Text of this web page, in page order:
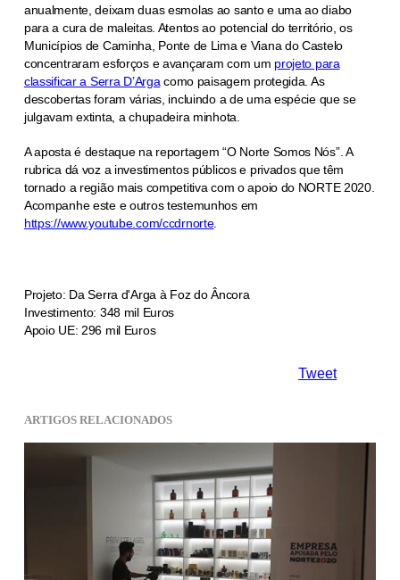
anualmente, deixam duas esmolas ao santo e uma ao diabo
para a cura de maleitas. Atentos ao potencial do território, os
Municípios de Caminha, Ponte de Lima e Viana do Castelo
concentraram esforços e avançaram com um projeto para
classificar a Serra D’Arga como paisagem protegida. As
descobertas foram várias, incluindo a de uma espécie que se
julgavam extinta, a chupadeira minhota.
A aposta é destaque na reportagem “O Norte Somos Nós”. A
rubrica dá voz a investimentos públicos e privados que têm
tornado a região mais competitiva com o apoio do NORTE 2020.
Acompanhe este e outros testemunhos em
https://www.youtube.com/ccdrnorte.
Projeto: Da Serra d'Arga à Foz do Âncora
Investimento: 348 mil Euros
Apoio UE: 296 mil Euros
Tweet
ARTIGOS RELACIONADOS